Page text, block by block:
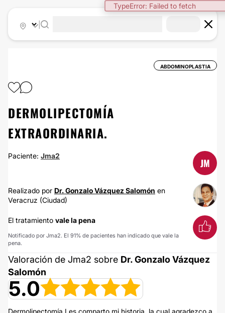
TypeError: Failed to fetch
ABDOMINOPLASTIA
DERMOLIPECTOMÍA
EXTRAORDINARIA.
Paciente: Jma2
JM
Realizado por Dr. Gonzalo Vázquez Salomón en
Veracruz (Ciudad)
El tratamiento vale la pena
Notificado por Jma2. El 91% de pacientes han indicado que vale la
pena.
Valoración de Jma2 sobre Dr. Gonzalo Vázquez
Salomón
5.0
Dermolipectomía Les comparto mi historia, la cual agradezco a